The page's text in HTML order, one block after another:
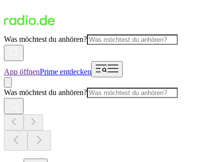
Was möchtest du anhören?
App öffnenPrime entdecken
Was möchtest du anhören?